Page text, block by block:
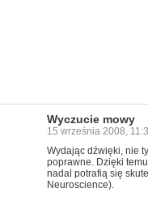
Wyczucie mowy
15 września 2008,
Wydając dźwięki, nie
poprawne. Dzięki
nadal potrafią się
Neuroscience).